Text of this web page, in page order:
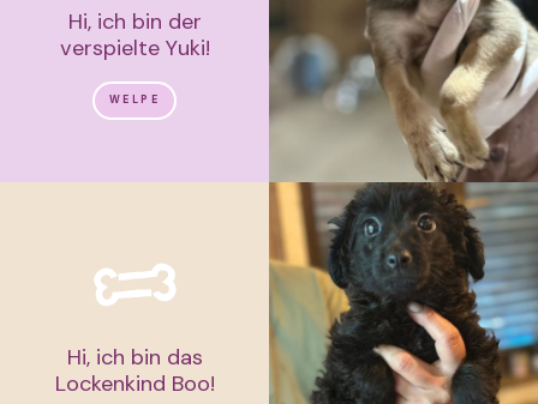
Hi, ich bin der
verspielte Yuki!
WELPE
Hi, ich bin das
Lockenkind Boo!